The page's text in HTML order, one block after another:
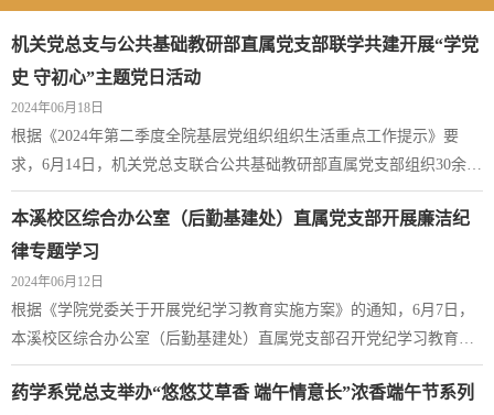
机关党总支与公共基础教研部直属党支部联学共建开展“学党
史 守初心”主题党日活动
2024年06月18日
根据《2024年第二季度全院基层党组织组织生活重点工作提示》要
求，6月14日，机关党总支联合公共基础教研部直属党支部组织30余名
党员到沈阳市社会组织党建示范基地（沈阳市和平区社会组织区域性
党群活动服务中心）——沈阳红船主题公园，共同开展“学党史 守初
心”主题党日活动。活动中，全体党员佩戴党员徽章在宣誓碑前庄严列
队，面向党旗，重温入党誓词，庄严的誓词在空中回响，激荡在每名
党员的心间。随后，在讲解员的引导和...
本溪校区综合办公室（后勤基建处）直属党支部开展廉洁纪
律专题学习
2024年06月12日
根据《学院党委关于开展党纪学习教育实施方案》的通知，6月7日，
本溪校区综合办公室（后勤基建处）直属党支部召开党纪学习教育暨
全体党员大会，开展廉洁纪律专题学习。党员何俏领学《中国共产党
纪律处分条例》第二编分则：第八章对违反廉洁纪律行为的处分。支
药学系党总支举办“悠悠艾草香 端午情意长”浓香端午节系列